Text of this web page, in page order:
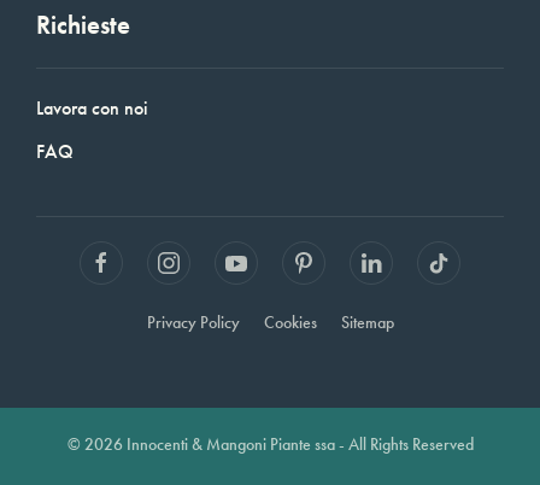
Richieste
Lavora con noi
FAQ
Privacy Policy Cookies Sitemap
© 2026 Innocenti & Mangoni Piante ssa - All Rights Reserved